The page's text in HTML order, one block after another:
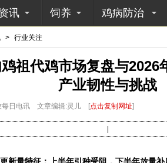
讯 饲养 鸡病防治
> 行业关注
祖代鸡市场复盘与2026
产业韧性与挑战
每日电讯 文章编辑:灵儿 [点击复制网址]